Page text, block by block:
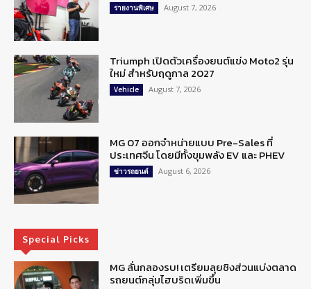
รายงานพิเศษ August 7, 2026
Triumph เปิดตัวเครื่องยนต์แข่ง Moto2 รุ่น
ใหม่ สำหรับฤดูกาล 2027
Vehicle August 7, 2026
MG 07 ออกจำหน่ายแบบ Pre-Sales ที่
ประเทศจีน โดยมีทั้งขุมพลัง EV และ PHEV
ข่าวรถยนต์ August 6, 2026
Special Picks
MG ลั่นกลองรบ! เตรียมลุยชิงส่วนแบ่งตลาด
รถยนต์กลุ่มไฮบริดเพิ่มขึ้น